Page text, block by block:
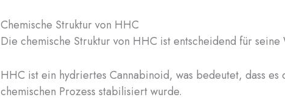
Chemische Struktur von HHC
Die chemische Struktur von HHC ist entscheidend für seine
HHC ist ein hydriertes Cannabinoid, was bedeutet, dass es
chemischen Prozess stabilisiert wurde.